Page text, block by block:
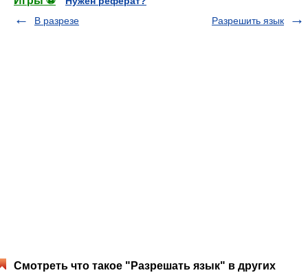
В разрезе
Разрешить язык
Смотреть что такое "Разрешать язык" в других